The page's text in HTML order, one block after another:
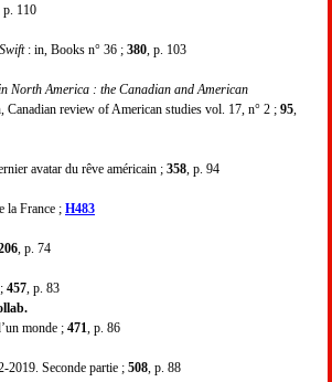
, p. 110
: in, Books n° 36 ; 380 , p. 103
North America : the Canadian and American
Canadian review of American studies vol. 17, n° 2 ; 95
avatar du rêve américain ; 358 , p. 94
la France ; H483
, p. 74
457 , p. 83
monde ; 471 , p. 86
2019. Seconde partie ; 508 , p. 88